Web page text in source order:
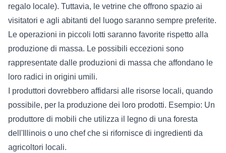
regalo locale). Tuttavia, le vetrine che offrono spazio ai
visitatori e agli abitanti del luogo saranno sempre preferite.
Le operazioni in piccoli lotti saranno favorite rispetto alla
produzione di massa. Le possibili eccezioni sono
rappresentate dalle produzioni di massa che affondano le
loro radici in origini umili.
I produttori dovrebbero affidarsi alle risorse locali, quando
possibile, per la produzione dei loro prodotti. Esempio: Un
produttore di mobili che utilizza il legno di una foresta
dell'Illinois o uno chef che si rifornisce di ingredienti da
agricoltori locali.